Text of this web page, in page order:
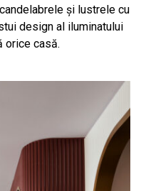
și lustrele cu
design al iluminatului
orice casă.